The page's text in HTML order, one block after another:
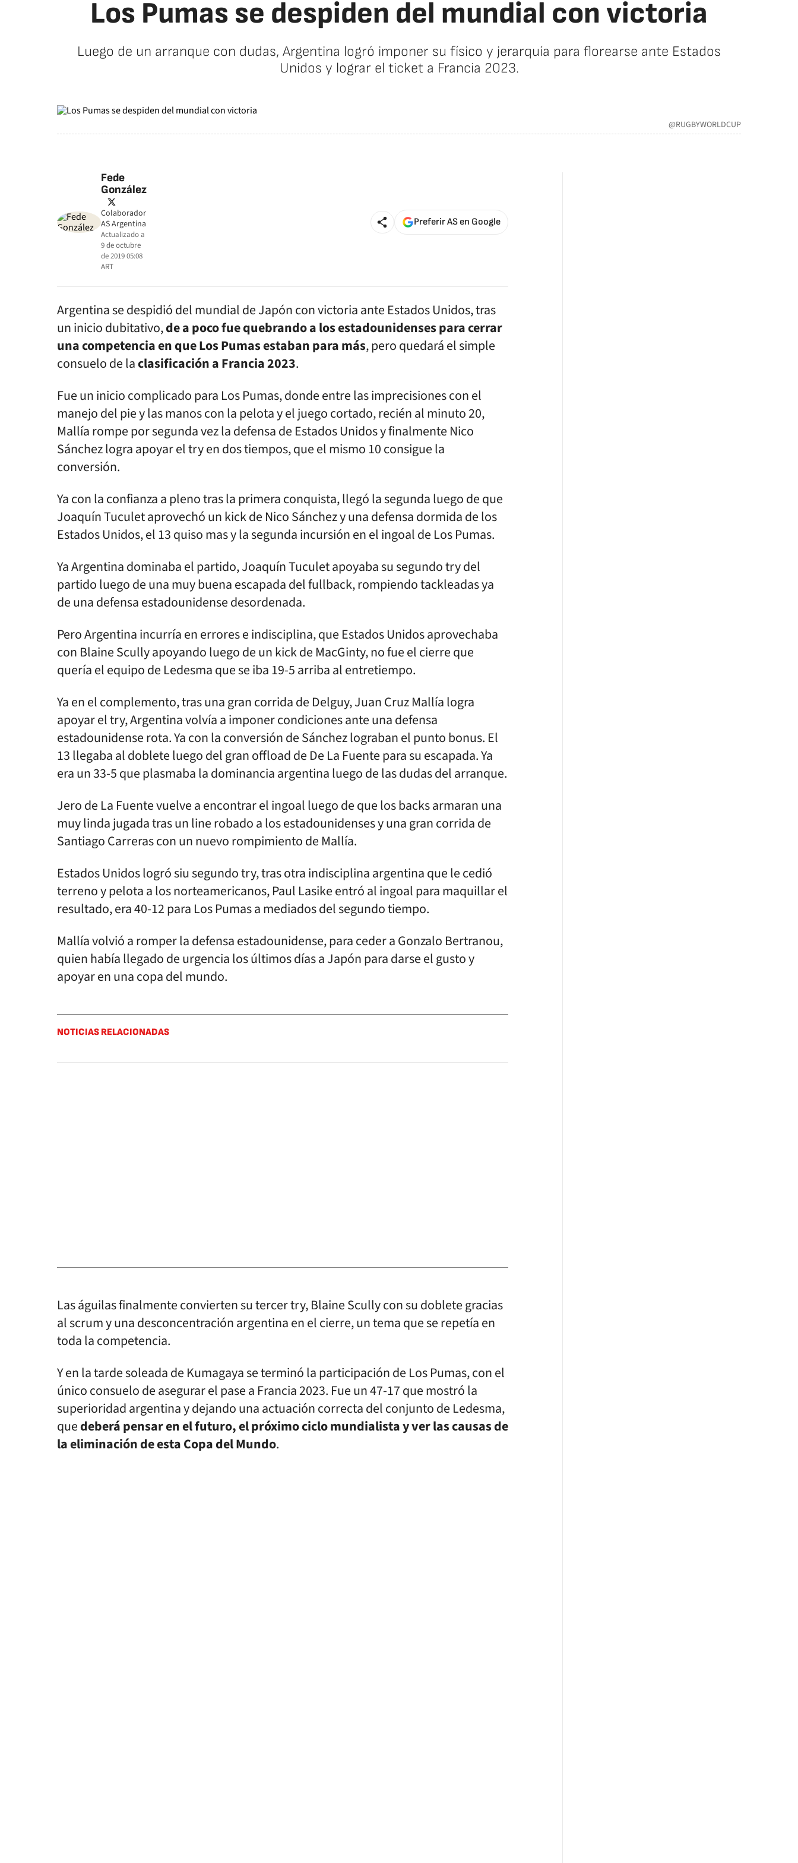
Los Pumas se despiden del mundial con victoria
Luego de un arranque con dudas, Argentina logró imponer su físico y jerarquía para florearse ante Estados
Unidos y lograr el ticket a Francia 2023.
@RUGBYWORLDCUP
Fede
González
twitter
Colaborador
AS Argentina
Actualizado a
9 de octubre
de 2019 05:08
ART
Preferir AS en Google
Argentina se despidió del mundial de Japón con victoria ante Estados Unidos, tras
un inicio dubitativo,de a poco fue quebrando a los estadounidenses para cerrar
una competencia en que Los Pumas estaban para más, pero quedará el simple
consuelo de laclasificación a Francia 2023.
Fue un inicio complicado para Los Pumas, donde entre las imprecisiones con el
manejo del pie y las manos con la pelota y el juego cortado, recién al minuto 20,
Mallía rompe por segunda vez la defensa de Estados Unidos y finalmente Nico
Sánchez logra apoyar el try en dos tiempos, que el mismo 10 consigue la
conversión.
Ya con la confianza a pleno tras la primera conquista, llegó la segunda luego de que
Joaquín Tuculet aprovechó un kick de Nico Sánchez y una defensa dormida de los
Estados Unidos, el 13 quiso mas y la segunda incursión en el ingoal de Los Pumas.
Ya Argentina dominaba el partido, Joaquín Tuculet apoyaba su segundo try del
partido luego de una muy buena escapada del fullback, rompiendo tackleadas ya
de una defensa estadounidense desordenada.
Pero Argentina incurría en errores e indisciplina, que Estados Unidos aprovechaba
con Blaine Scully apoyando luego de un kick de MacGinty, no fue el cierre que
quería el equipo de Ledesma que se iba 19-5 arriba al entretiempo.
Ya en el complemento, tras una gran corrida de Delguy, Juan Cruz Mallía logra
apoyar el try, Argentina volvía a imponer condiciones ante una defensa
estadounidense rota. Ya con la conversión de Sánchez lograban el punto bonus. El
13 llegaba al doblete luego del gran offload de De La Fuente para su escapada. Ya
era un 33-5 que plasmaba la dominancia argentina luego de las dudas del arranque.
Jero de La Fuente vuelve a encontrar el ingoal luego de que los backs armaran una
muy linda jugada tras un line robado a los estadounidenses y una gran corrida de
Santiago Carreras con un nuevo rompimiento de Mallía.
Estados Unidos logró siu segundo try, tras otra indisciplina argentina que le cedió
terreno y pelota a los norteamericanos, Paul Lasike entró al ingoal para maquillar el
resultado, era 40-12 para Los Pumas a mediados del segundo tiempo.
Mallía volvió a romper la defensa estadounidense, para ceder a Gonzalo Bertranou,
quien había llegado de urgencia los últimos días a Japón para darse el gusto y
apoyar en una copa del mundo.
NOTICIAS RELACIONADAS
Las águilas finalmente convierten su tercer try, Blaine Scully con su doblete gracias
al scrum y una desconcentración argentina en el cierre, un tema que se repetía en
toda la competencia.
Y en la tarde soleada de Kumagaya se terminó la participación de Los Pumas, con el
único consuelo de asegurar el pase a Francia 2023. Fue un 47-17 que mostró la
superioridad argentina y dejando una actuación correcta del conjunto de Ledesma,
quedeberá pensar en el futuro, el próximo ciclo mundialista y ver las causas de
la eliminación de esta Copa del Mundo.